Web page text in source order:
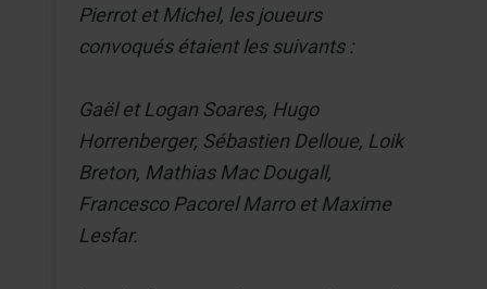
Pierrot et Michel, les joueurs
convoqués étaient les suivants :
Gaël et Logan Soares, Hugo
Horrenberger, Sébastien Delloue, Loik
Breton, Mathias Mac Dougall,
Francesco Pacorel Marro et Maxime
Lesfar.